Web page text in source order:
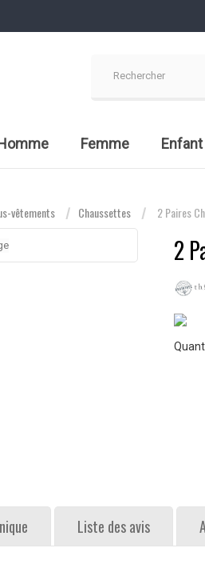
Femme Enfant
vêtements Chaussettes 2 Paires
2
Liste des avis